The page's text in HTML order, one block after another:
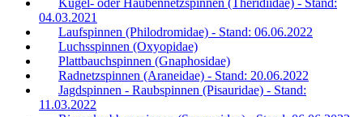
Kugel- oder Haubennetzspinnen (Theridiidae) - Stand:
04.03.2021
Laufspinnen (Philodromidae) - Stand: 06.06.2022
Luchsspinnen (Oxyopidae)
Plattbauchspinnen (Gnaphosidae)
Radnetzspinnen (Araneidae) - Stand: 20.06.2022
Jagdspinnen - Raubspinnen (Pisauridae) - Stand:
11.03.2022